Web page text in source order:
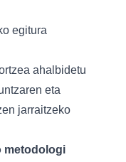
egitura
ahalbidetu
eta
jarraitzeko
metodologi